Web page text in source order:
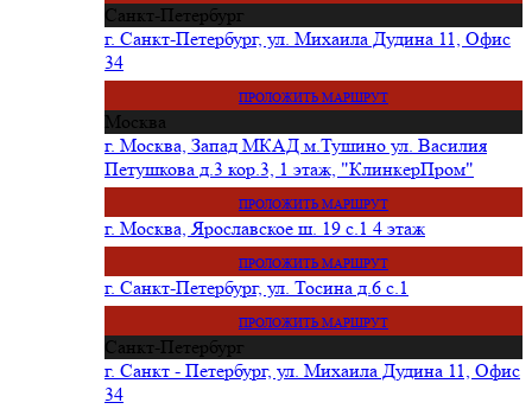
Санкт-Петербург
г. Санкт-Петербург, ул. Михаила Дудина 11, Офис
34
ПРОЛОЖИТЬ МАРШРУТ
Москва
г. Москва, Запад МКАД м.Тушино ул. Василия
Петушкова д.3 кор.3, 1 этаж, "КлинкерПром"
ПРОЛОЖИТЬ МАРШРУТ
г. Москва, Ярославское ш. 19 с.1 4 этаж
ПРОЛОЖИТЬ МАРШРУТ
г. Санкт-Петербург, ул. Тосина д.6 с.1
ПРОЛОЖИТЬ МАРШРУТ
Санкт-Петербург
г. Санкт - Петербург, ул. Михаила Дудина 11, Офис
34